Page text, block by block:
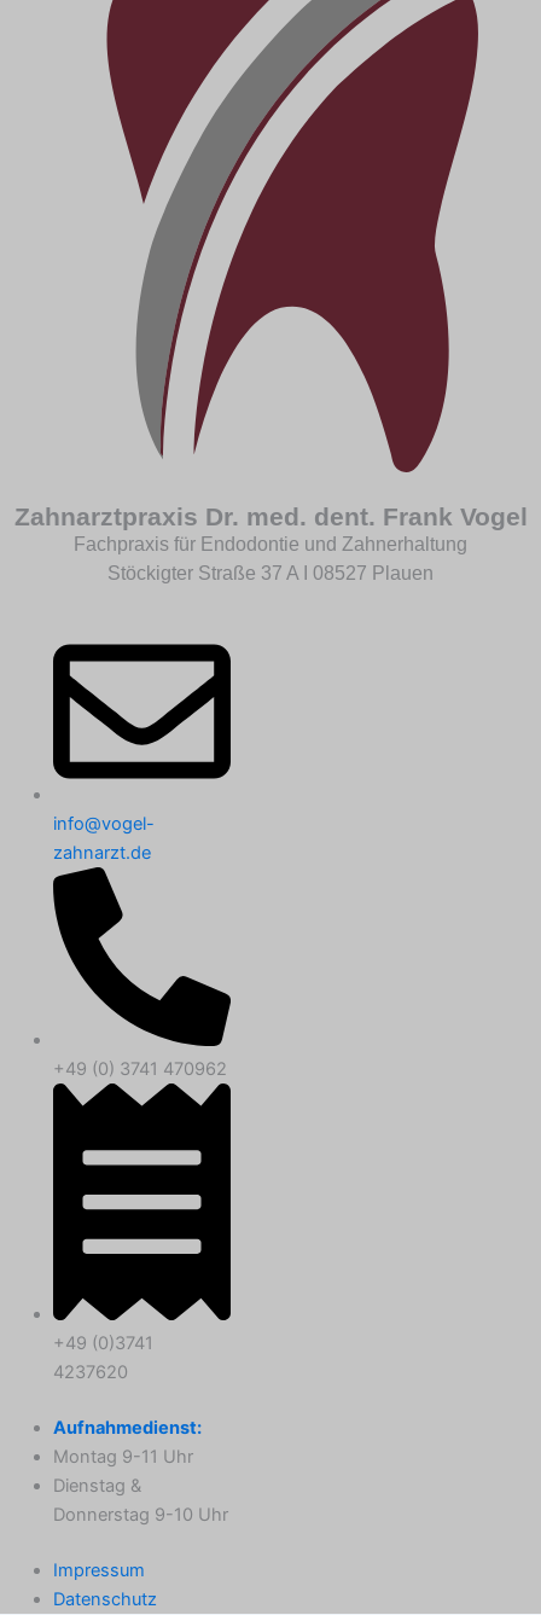
Zahnarztpraxis Dr. med. dent. Frank Vogel
Fachpraxis für Endodontie und Zahnerhaltung
Stöckigter Straße 37 A I 08527 Plauen
info@vogel-
zahnarzt.de
+49 (0) 3741 470962
+49 (0)3741
4237620
Aufnahmedienst:
Montag 9-11 Uhr
Dienstag &
Donnerstag 9-10 Uhr
Impressum
Datenschutz